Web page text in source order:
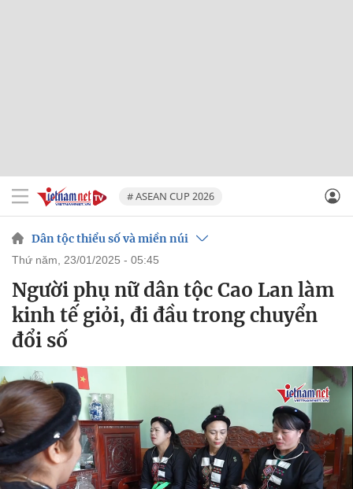
# ASEAN CUP 2026
Dân tộc thiểu số và miền núi
thứ năm, 23/01/2025 - 05:45
Người phụ nữ dân tộc Cao Lan làm
kinh tế giỏi, đi đầu trong chuyển
đổi số